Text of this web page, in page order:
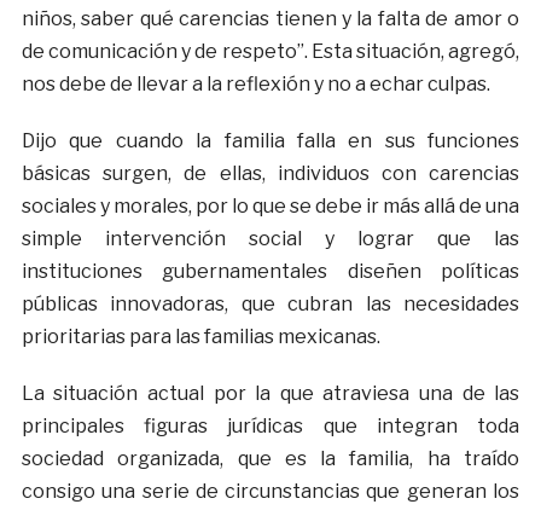
niños, saber qué carencias tienen y la falta de amor o
de comunicación y de respeto”. Esta situación, agregó,
nos debe de llevar a la reflexión y no a echar culpas.
Dijo que cuando la familia falla en sus funciones
básicas surgen, de ellas, individuos con carencias
sociales y morales, por lo que se debe ir más allá de una
simple intervención social y lograr que las
instituciones gubernamentales diseñen políticas
públicas innovadoras, que cubran las necesidades
prioritarias para las familias mexicanas.
La situación actual por la que atraviesa una de las
principales figuras jurídicas que integran toda
sociedad organizada, que es la familia, ha traído
consigo una serie de circunstancias que generan los